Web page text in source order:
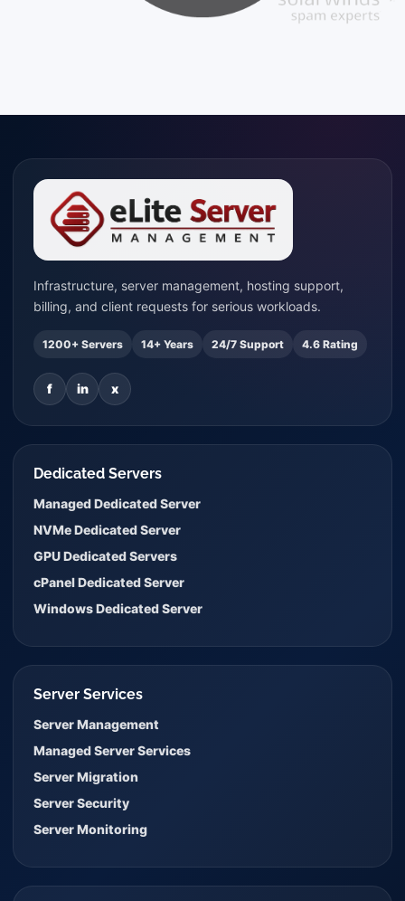
Infrastructure, server management, hosting support,
billing, and client requests for serious workloads.
1200+ Servers 14+ Years 24/7 Support 4.6 Rating
f in x
Dedicated Servers
Managed Dedicated Server
NVMe Dedicated Server
GPU Dedicated Servers
cPanel Dedicated Server
Windows Dedicated Server
Server Services
Server Management
Managed Server Services
Server Migration
Server Security
Server Monitoring